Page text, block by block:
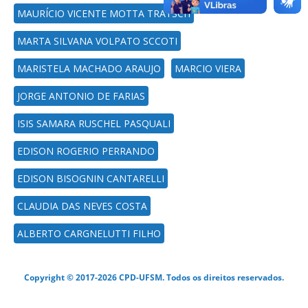
MAURÍCIO VICENTE MOTTA TRATSCH
MARTA SILVANA VOLPATO SCCOTI
MARISTELA MACHADO ARAUJO MARCIO VIERA
JORGE ANTONIO DE FARIAS
ISIS SAMARA RUSCHEL PASQUALI
EDISON ROGERIO PERRANDO
EDISON BISOGNIN CANTARELLI
CLAUDIA DAS NEVES COSTA
ALBERTO CARGNELUTTI FILHO
Copyright © 2017-2026 CPD-UFSM. Todos os direitos reservados.